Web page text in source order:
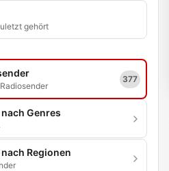
gehört
377
Genres
Regionen